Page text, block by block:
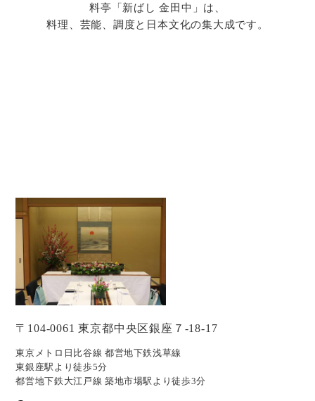
料亭「新ばし 金田中」は、
料理、芸能、調度と日本文化の集大成です。
〒104-0061 東京都中央区銀座７-18-17
東京メトロ日比谷線 都営地下鉄浅草線
東銀座駅より徒歩5分
都営地下鉄大江戸線 築地市場駅より徒歩3分